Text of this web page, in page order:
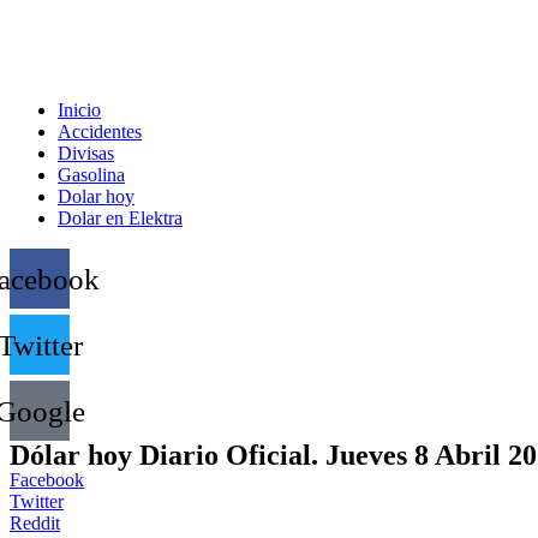
Inicio
Accidentes
Divisas
Gasolina
Dolar hoy
Dolar en Elektra
Dólar hoy Diario Oficial. Jueves 8 Abril
Facebook
Twitter
Reddit